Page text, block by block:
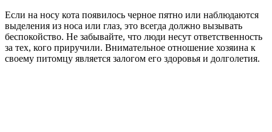
Если на носу кота появилось черное пятно или наблюдаются
выделения из носа или глаз, это всегда должно вызывать
беспокойство. Не забывайте, что люди несут ответственность
за тех, кого приручили. Внимательное отношение хозяина к
своему питомцу является залогом его здоровья и долголетия.